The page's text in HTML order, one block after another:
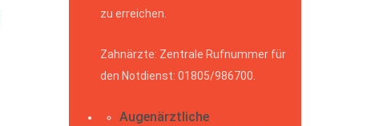
zu erreichen.
Zahnärzte: Zentrale Rufnummer für
den Notdienst: 01805/986700.
Augenärztliche